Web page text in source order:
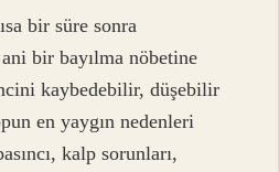
bir süre sonra
bir bayılma nöbetine
kaybedebilir, düşebilir
en yaygın nedenleri
kalp sorunları,